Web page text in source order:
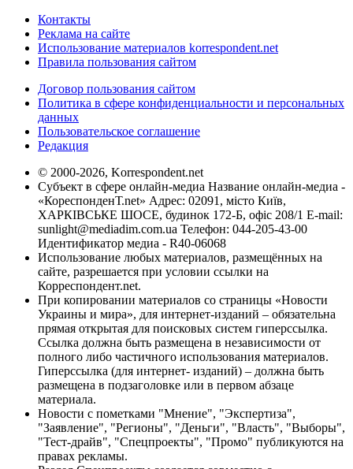
Контакты
Реклама на сайте
Использование материалов korrespondent.net
Правила пользования сайтом
Договор пользования сайтом
Политика в сфере конфиденциальности и персональных
данных
Пользовательское соглашение
Редакция
© 2000-2026, Korrespondent.net
Субъект в сфере онлайн-медиа Название онлайн-медиа -
«КореспонденТ.net» Адрес: 02091, місто Київ,
ХАРКІВСЬКЕ ШОСЕ, будинок 172-Б, офіс 208/1 E-mail:
sunlight@mediadim.com.ua Телефон: 044-205-43-00
Идентификатор медиа - R40-06068
Использование любых материалов, размещённых на
сайте, разрешается при условии ссылки на
Корреспондент.net.
При копировании материалов со страницы «Новости
Украины и мира», для интернет-изданий – обязательна
прямая открытая для поисковых систем гиперссылка.
Ссылка должна быть размещена в независимости от
полного либо частичного использования материалов.
Гиперссылка (для интернет- изданий) – должна быть
размещена в подзаголовке или в первом абзаце
материала.
Новости с пометками "Мнение", "Экспертиза",
"Заявление", "Регионы", "Деньги", "Власть", "Выборы",
"Тест-драйв", "Спецпроекты", "Промо" публикуются на
правах рекламы.